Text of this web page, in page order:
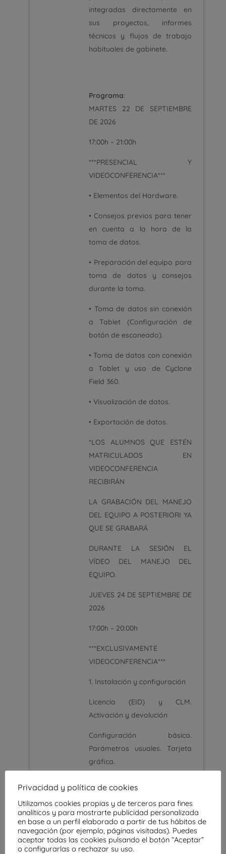
integradas directamente en
sus proyectos, informes
técnicos y flujos de trabajo
habituales de gabinete.
Programa:
MARTES 22 DE SEPTIEMBRE
DE 2026
17:00h – 21:00h
***PRESENCIAL Y
VIDEOCONFERENCIA***
• Elementos del Hardware.
• Consejos previos para tener
en cuenta a la hora de la
toma de datos.
• Preparación del equipo para
toma de datos y consejos
durante la toma.
• Toma de datos sin conexión
a Tablet (Configuración de
botón de escaneado).
• Toma de datos con conexión
a Tablet y uso de Cyclone
Field 360.
• Visualización de datos.
• Exportación de datos.
*LOS ALUMNOS QUE ESTÉN
MATRICULADOS EN
VIDEOCONFERENCIA
RECIBIRÁN
LA GRABACIÓN DEL MANEJO
DEL EQUIPO A POSTERIORI YA
QUE SE GRABARÁ
DURANTE LA SESIÓN EL
VÍDEO DEL MANEJO DEL
EQUIPO.
JUEVES 24 DE SEPTIEMBRE DE
2026
17:00h – 20:00h
***EXCLUSIVAMENTE
VIDEOCONFERENCIA***
1. Instalación y configuración
Licencia (EID) y CLM.
Activación y devolución
Configuración básica.
Parámetros usuales. Tarjeta
gráfica.
Uso de carpetas.
Almacenamiento, temporales,
archivo.
3. Estructura de proyectos
Privacidad y política de cookies
Utilizamos cookies propias y de terceros para fines
analíticos y para mostrarte publicidad personalizada
en base a un perfil elaborado a partir de tus hábitos de
navegación (por ejemplo, páginas visitadas). Puedes
aceptar todas las cookies pulsando el botón “Aceptar”
o configurarlas o rechazar su uso.